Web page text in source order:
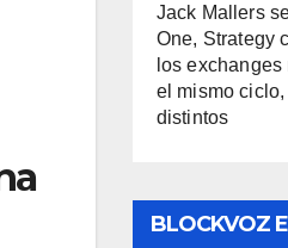
Jack Mallers
One, Strategy
los
el mismo
distintos
BLOCKVOZ